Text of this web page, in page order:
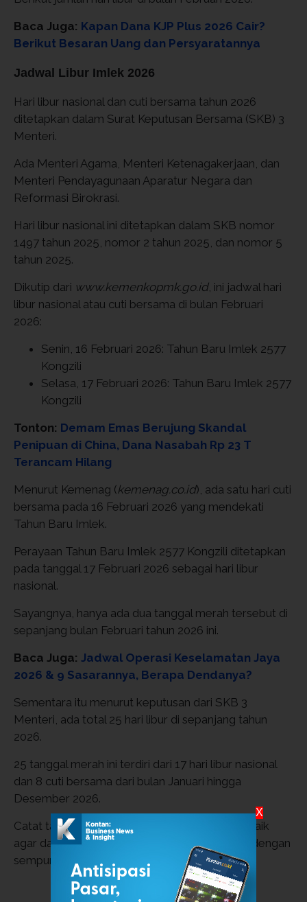
Baca Juga: Kapan Dana KJP Plus 2026 Cair?
Berikut Besaran Uang dan Persyaratannya
Jadwal Libur Imlek 2026
Hari libur nasional dan cuti bersama tahun 2026
ditetapkan dalam Surat Keputusan Bersama (SKB) 3
Menteri.
Ada Menteri Agama, Menteri Ketenagakerjaan, dan
Menteri Pendayagunaan Aparatur Negara dan
Reformasi Birokrasi.
Hari libur nasional ini ditetapkan dalam SKB nomor
1497 tahun 2025, nomor 2 tahun 2025, dan nomor 5
tahun 2025.
Dikutip dari www.kemenkopmk.go.id, ini jadwal hari
libur nasional atau cuti bersama di bulan Februari
2026:
Senin, 16 Februari 2026: Tahun Baru Imlek 2577
Kongzili
Selasa, 17 Februari 2026: Tahun Baru Imlek 2577
Kongzili
Tonton: Demam Emas Berujung Skandal
Penipuan di China, Dana Nasabah Rp 23 T
Terancam Hilang
Menurut Kemenag (kemenag.co.id), ada satu hari cuti
bersama pada 16 Februari 2026 yang mendekati
Tahun Baru Imlek.
Perayaan Tahun Baru Imlek 2577 Kongzili ditetapkan
pada tanggal 17 Februari 2026 sebagai hari libur
nasional.
Sayangnya, hanya ada dua tanggal merah tersebut di
sepanjang bulan Februari tahun 2026 ini.
Baca Juga: Jadwal Operasi Keselamatan Jaya
2026 & 9 Sasarannya, Berapa Dendanya?
Sementara itu menurut keputusan dari SKB 3
Menteri, ada total 25 hari libur di sepanjang tahun
2026.
25 tanggal merah ini terdiri dari 17 hari libur nasional
dan 8 cuti bersama dari bulan Januari hingga
Desember 2026.
Catat tanggal merah setiap bulannya dengan baik
agar dapat merencanakan liburan atau wisata dengan
sempurna.
X